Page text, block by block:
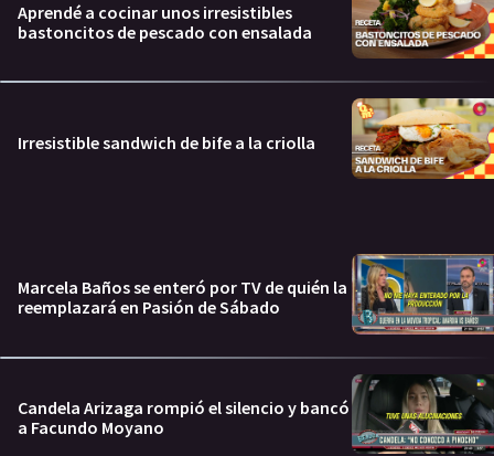
Aprendé a cocinar unos irresistibles
bastoncitos de pescado con ensalada
Irresistible sandwich de bife a la criolla
Marcela Baños se enteró por TV de quién la
reemplazará en Pasión de Sábado
Candela Arizaga rompió el silencio y bancó
a Facundo Moyano